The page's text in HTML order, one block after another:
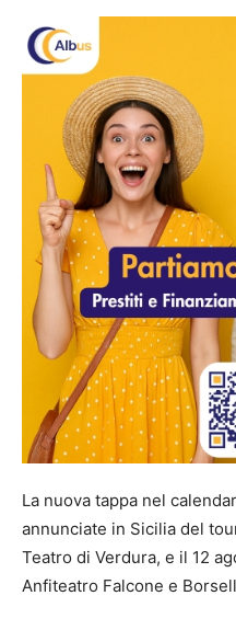
La nuova tappa nel
annunciate in Sicilia del
Teatro di Verdura, e il 12
Anfiteatro Falcone e